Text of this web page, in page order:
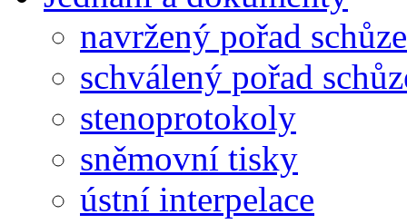
navržený pořad schůze
schválený pořad
stenoprotokoly
sněmovní tisky
ústní interpelace